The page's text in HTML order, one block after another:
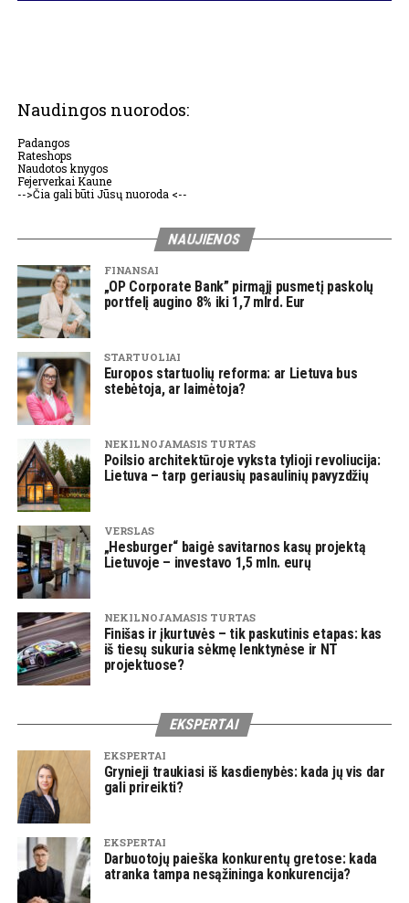
Naudingos nuorodos:
Padangos
Rateshops
Naudotos knygos
Fejerverkai Kaune
-->Čia gali būti Jūsų nuoroda <--
NAUJIENOS
FINANSAI
„OP Corporate Bank” pirmąjį pusmetį paskolų
portfelį augino 8% iki 1,7 mlrd. Eur
STARTUOLIAI
Europos startuolių reforma: ar Lietuva bus
stebėtoja, ar laimėtoja?
NEKILNOJAMASIS TURTAS
Poilsio architektūroje vyksta tylioji revoliucija:
Lietuva – tarp geriausių pasaulinių pavyzdžių
VERSLAS
„Hesburger“ baigė savitarnos kasų projektą
Lietuvoje – investavo 1,5 mln. eurų
NEKILNOJAMASIS TURTAS
Finišas ir įkurtuvės – tik paskutinis etapas: kas
iš tiesų sukuria sėkmę lenktynėse ir NT
projektuose?
EKSPERTAI
EKSPERTAI
Grynieji traukiasi iš kasdienybės: kada jų vis dar
gali prireikti?
EKSPERTAI
Darbuotojų paieška konkurentų gretose: kada
atranka tampa nesąžininga konkurencija?